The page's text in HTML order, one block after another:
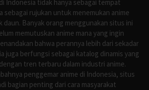
Indonesia tidak hanya sebagai tempat
rujukan untuk menemukan anime
daun. Banyak orang menggunakan situs ini
memutuskan anime mana yang ingin
bahwa perannya lebih dari sekadar
juga berfungsi sebagai katalog dinamis yang
tren terbaru dalam industri anime.
penggemar anime di Indonesia, situs
bagian penting dari cara masyarakat